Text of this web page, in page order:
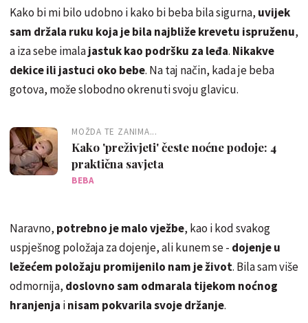
Kako bi mi bilo udobno i kako bi beba bila sigurna, uvijek
sam držala ruku koja je bila najbliže krevetu ispruženu,
a iza sebe imalajastuk kao podršku za leđa. Nikakve
dekice ili jastuci oko bebe. Na taj način, kada je beba
gotova, može slobodno okrenuti svoju glavicu.
MOŽDA TE ZANIMA...
Kako 'preživjeti' česte noćne podoje: 4
praktična savjeta
BEBA
Naravno, potrebno je malo vježbe, kao i kod svakog
uspješnog položaja za dojenje, ali kunem se - dojenje u
ležećem položaju promijenilo nam je život. Bila sam više
odmornija, doslovno sam odmarala tijekom noćnog
hranjenja inisam pokvarila svoje držanje.